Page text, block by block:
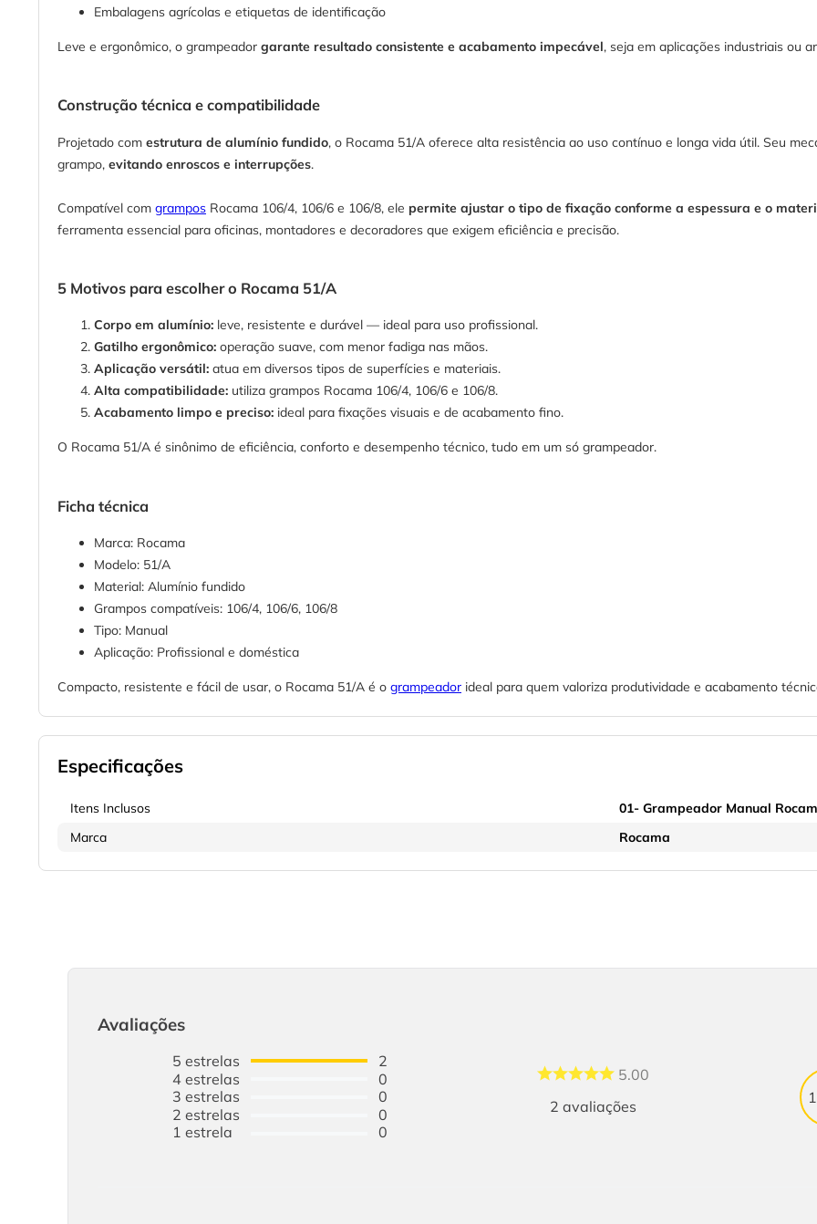
Embalagens agrícolas e etiquetas de identificação
Leve e ergonômico, o grampeador garante resultado consistente e acabamento impecável, seja em aplicações industriais ou
Construção técnica e compatibilidade
Projetado com estrutura de alumínio fundido, o Rocama 51/A oferece alta resistência ao uso contínuo e longa vida útil. Seu
grampo, evitando enroscos e interrupções.
Compatível com grampos Rocama 106/4, 106/6 e 106/8, ele permite ajustar o tipo de fixação conforme a espessura e o
ferramenta essencial para oficinas, montadores e decoradores que exigem eficiência e precisão.
5 Motivos para escolher o Rocama 51/A
Corpo em alumínio: leve, resistente e durável — ideal para uso profissional.
Gatilho ergonômico: operação suave, com menor fadiga nas mãos.
Aplicação versátil: atua em diversos tipos de superfícies e materiais.
Alta compatibilidade: utiliza grampos Rocama 106/4, 106/6 e 106/8.
Acabamento limpo e preciso: ideal para fixações visuais e de acabamento fino.
O Rocama 51/A é sinônimo de eficiência, conforto e desempenho técnico, tudo em um só grampeador.
Ficha técnica
Marca: Rocama
Modelo: 51/A
Material: Alumínio fundido
Grampos compatíveis: 106/4, 106/6, 106/8
Tipo: Manual
Aplicação: Profissional e doméstica
Compacto, resistente e fácil de usar, o Rocama 51/A é o grampeador ideal para quem valoriza produtividade e acabamento
Especificações
Itens Inclusos
01- Grampeador Manual
Marca
Rocama
Avaliações
5estrelas
4estrelas
3estrelas
2estrelas
1estrela
2
0
0
0
0
5.00
2avaliações